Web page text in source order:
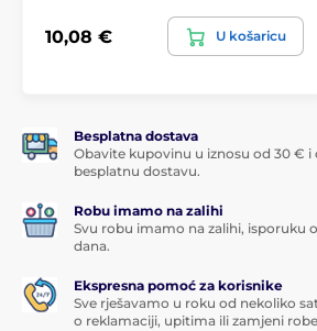
10,08 € U košaricu
Besplatna dostava
Obavite kupovinu u iznosu od 30 € i
besplatnu dostavu.
Robu imamo na zalihi
Svu robu imamo na zalihi, isporuku
dana.
Ekspresna pomoć za korisnike
Sve rješavamo u roku od nekoliko
o reklamaciji, upitima ili zamjeni